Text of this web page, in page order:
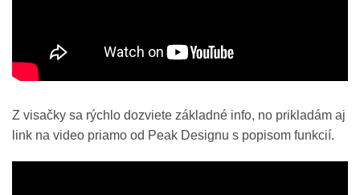
Z visačky sa rýchlo dozviete základné info, no prikladám aj
link na video priamo od Peak Designu s popisom funkcií.